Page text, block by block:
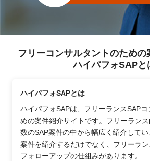
フリーコンサルタントのための
ハイパフォSAPと
ハイパフォSAPとは
ハイパフォSAPは、フリーランスSAP
めの案件紹介サイトです。フリーラン
数のSAP案件の中から幅広く紹介して
案件を紹介するだけでなく、フリーラ
フォローアップの仕組みがあります。